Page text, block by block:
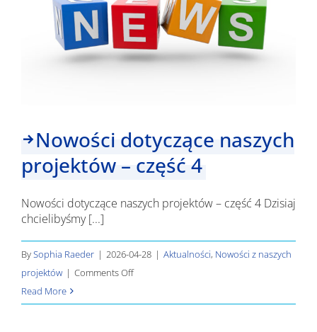
Nowości dotyczące naszych
projektów – część 4
Nowości dotyczące naszych projektów – część 4 Dzisiaj
chcielibyśmy [...]
BySophia Raeder | 2026-04-28 | Aktualności, Nowości z naszych
projektów | Comments Offon
dotyczące
Read More